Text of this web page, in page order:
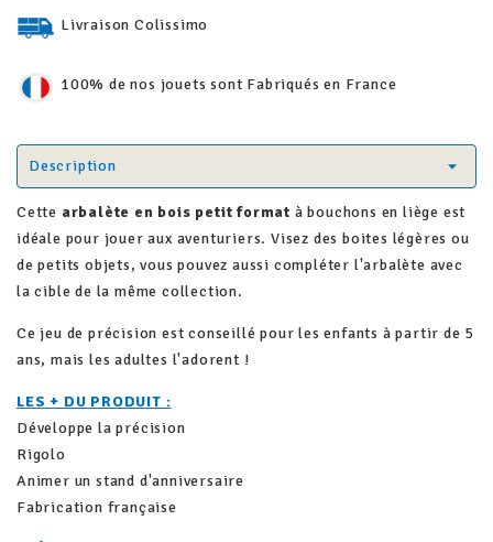
Livraison Colissimo
100% de nos jouets sont Fabriqués en France
Description
Cette arbalète en bois petit format à bouchons en liège est
idéale pour jouer aux aventuriers. Visez des boites légères ou
de petits objets, vous pouvez aussi compléter l'arbalète avec
la cible de la même collection.
Ce jeu de précision est conseillé pour les enfants à partir de 5
ans, mais les adultes l'adorent !
LES + DU PRODUIT :
Développe la précision
Rigolo
Animer un stand d'anniversaire
Fabrication française